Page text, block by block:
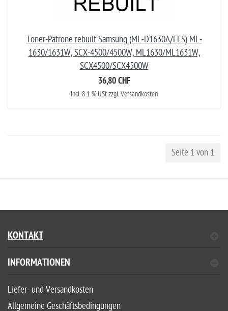
Toner-Patrone rebuilt Samsung (ML-D1630A/ELS) ML-
1630/1631W, SCX-4500/4500W, ML1630/ML1631W,
SCX4500/SCX4500W
36,80 CHF
incl. 8.1 % USt zzgl. Versandkosten
Seite 1 von 1
KONTAKT
INFORMATIONEN
Liefer- und Versandkosten
Allgemeine Geschäftsbedingungen